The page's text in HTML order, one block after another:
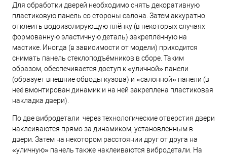
Для обработки дверей необходимо снять декоративную
пластиковую панель со стороны салона. Затем аккуратно
отклеить водоизолирующую плёнку (в некоторых случаях
формованную эластичную деталь) закреплённую на
мастике. Иногда (в зависимости от модели) приходится
снимать панель стеклоподъёмников в сборе. Таким
образом, обеспечивается доступ к «уличной» панели
(образует внешние обводы кузова) и «салонной» панели (в
неё вмонтирован динамик и на ней закреплена пластиковая
накладка двери).
По две вибродетали через технологические отверстия двери
наклеиваются прямо за динамиком, установленным в
двери. Затем на некотором расстоянии друг от друга на
«уличную» панель также наклеиваются вибродетали. На